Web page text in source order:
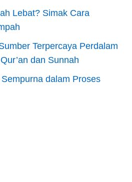
Lebat? Simak Cara
Terpercaya Perdalam
dan Sunnah
dalam Proses